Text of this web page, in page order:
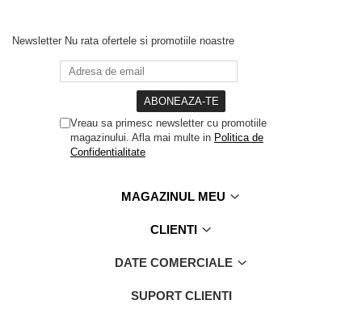
Newsletter Nu rata ofertele si promotiile noastre
Vreau sa primesc newsletter cu promotiile
magazinului. Afla mai multe in Politica de
Confidentialitate
MAGAZINUL MEU
CLIENTI
DATE COMERCIALE
SUPORT CLIENTI